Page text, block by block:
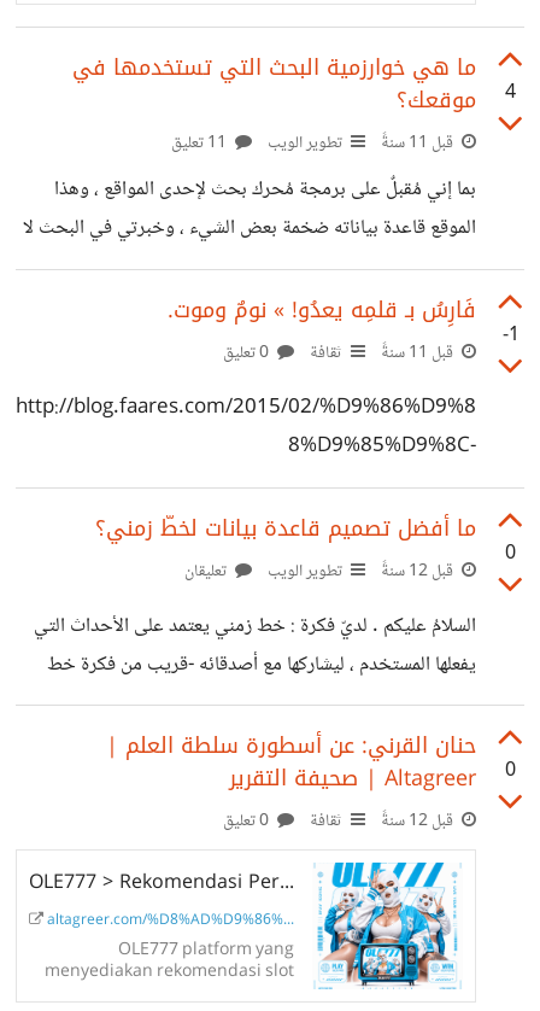
4
ما هي خوارزمية البحث التي تستخدمها في
موقعك؟
قبل 11 سنةً تطوير الويب
بما إني مُقبلٌ على برمجة مُحرك بحث لإحدى المواقع ، وهذا
الموقع قاعدة بياناته ضخمة بعض الشيء ، وخبرتي في البحث لا
تتعدى استعلامات LIKE . أحببت سؤالكم والاستفادة من تجاربكم
وخبراتكم في هذا .
-1
فَارِسُ بـ قلمِه يعدُو! » نومٌ وموت.
قبل 11 سنةً ثقافة
http://blog.faares.com/2015/02/%D9%86%D9%8
8%D9%85%D9%8C-
%D9%88%D9%85%D9%88%D8%AA/
0
ما أفضل تصميم قاعدة بيانات لخطّ زمني؟
قبل 12 سنةً تطوير الويب تعليقان
السلامُ عليكم . لديّ فكرة : خط زمني يعتمد على الأحداث التي
يفعلها المستخدم ، ليشاركها مع أصدقائه -قريب من فكرة خط
زمن الفيسبوك ، وخط زمن موقع قودريدز أقرب له أكثر-. يا تُرى
ماهي أفضل طريقة لتصميم قاعدة بيانات لهذه الفكرة؟ علمًا بأن
لدي أربع جداول : * التقييم * الآراء * تحديث للحالة * إضافة
مشروع فكّرت في الطريقة التالية : أنشئ جدول يحتوي على :
id,Event_type,Event_id,user_id,date لكن كيف
سأعرف الجدول الذي فيه Event_id ؟ - في نفس
0
حنان القرني: عن أسطورة سلطة العلم |
Altagreer | صحيفة التقرير
قبل 12 سنةً ثقافة
OLE777 > Rekomendasi Permainan Terbaik Di Indonesia Segera Daftar
altagreer.com/%D8%AD%D9%86%D8%...
OLE777 platform yang
menyediakan rekomendasi slot
online gacor terbaik untuk